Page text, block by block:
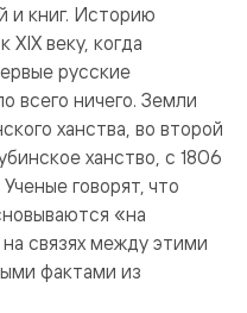
и книг. Историю
XIX веку, когда
русские
всего ничего. Земли
ханства, во второй
ханство, с 1806
говорят, что
«на
связях между этими
фактами из